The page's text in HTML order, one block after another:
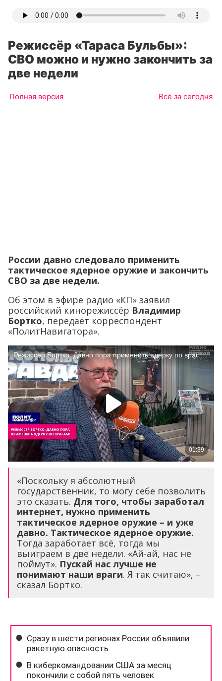
Режиссёр «Тараса Бульбы»:
СВО можно и нужно закончить за
две недели
Полная версия Всё за сегодня
России давно следовало применить
тактическое ядерное оружие и закончить
СВО за две недели.
Об этом в эфире радио «КП» заявил
российский кинорежиссёр Владимир
Бортко, передаёт корреспондент
«ПолитНавигатора».
«Поскольку я абсолютный
государственник, то могу себе позволить
это сказать. Для того, чтобы заработал
интернет, нужно применить
тактическое ядерное оружие – и уже
давно. Тактическое ядерное оружие.
Тогда заработает всё, тогда мы
выиграем в две недели. «Ай-ай, нас не
поймут». Пускай нас лучше не
понимают наши враги. Я так считаю», –
сказал Бортко.